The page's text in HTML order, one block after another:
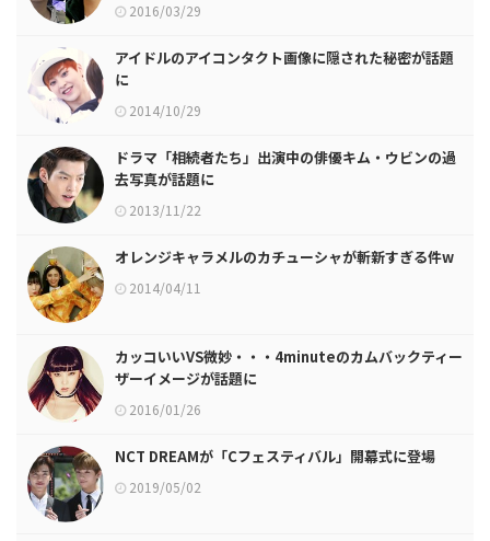
2016/03/29
アイドルのアイコンタクト画像に隠された秘密が話題
に
2014/10/29
ドラマ「相続者たち」出演中の俳優キム・ウビンの過
去写真が話題に
2013/11/22
オレンジキャラメルのカチューシャが斬新すぎる件w
2014/04/11
カッコいいVS微妙・・・4minuteのカムバックティー
ザーイメージが話題に
2016/01/26
NCT DREAMが「Cフェスティバル」開幕式に登場
2019/05/02